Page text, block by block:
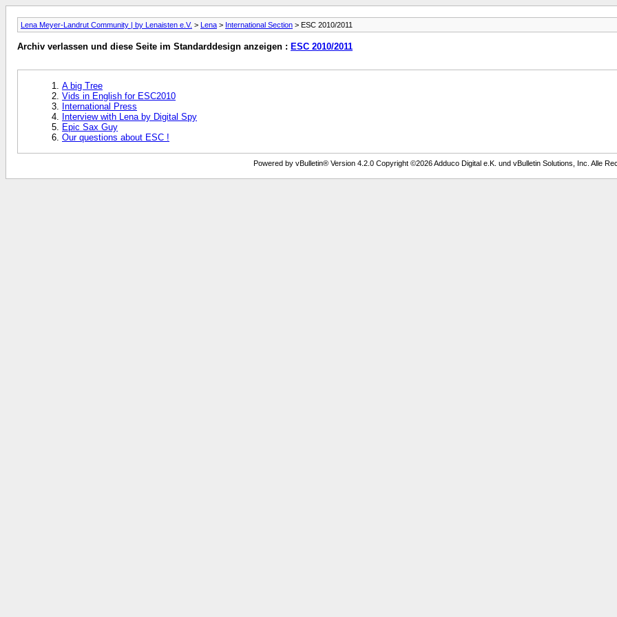
Lena Meyer-Landrut Community | by Lenaisten e.V. > Lena > International Section > ESC 2010/2011
Archiv verlassen und diese Seite im Standarddesign anzeigen : ESC 2010/2011
A big Tree
Vids in English for ESC2010
International Press
Interview with Lena by Digital Spy
Epic Sax Guy
Our questions about ESC !
Powered by vBulletin® Version 4.2.0 Copyright ©2026 Adduco Digital e.K. und vBulletin Solutions, Inc. Alle